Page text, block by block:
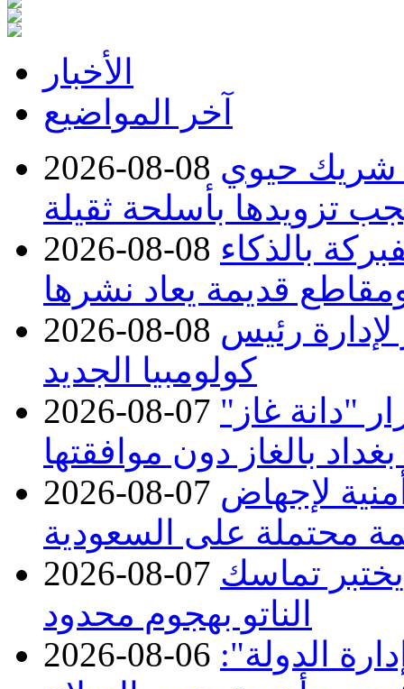
الأخبار
آخر المواضيع
2026-08-08 شريك حيوي
تزويدها بأسلحة ثقيلة
2026-08-08 بالذكاء
قديمة يعاد نشرها
2026-08-08 رئيس
كولومبيا الجديد
2026-08-07 "دانة غاز"
بالغاز دون موافقتها
2026-08-07 لإجهاض
محتملة على السعودية
2026-08-07 يختبر تماسك
الناتو بهجوم محدود
2026-08-06 الدولة":